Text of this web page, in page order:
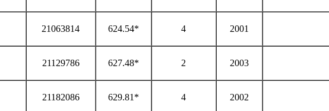
21063814 624.54* 4 2001
21129786 627.48* 2 2003
21182086 629.81* 4 2002